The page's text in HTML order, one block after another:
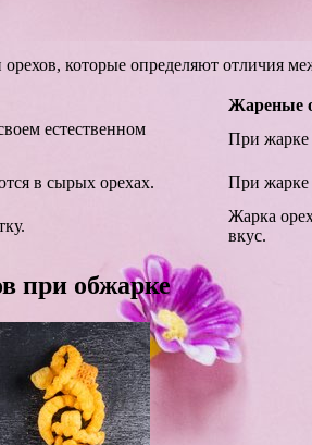
которые определяют отличия
Жареные
естественном
При жарке
в сырых орехах. При жарке
Жарка
вкус.
при обжарке